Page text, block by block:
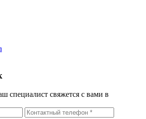
специалист свяжется с вами в